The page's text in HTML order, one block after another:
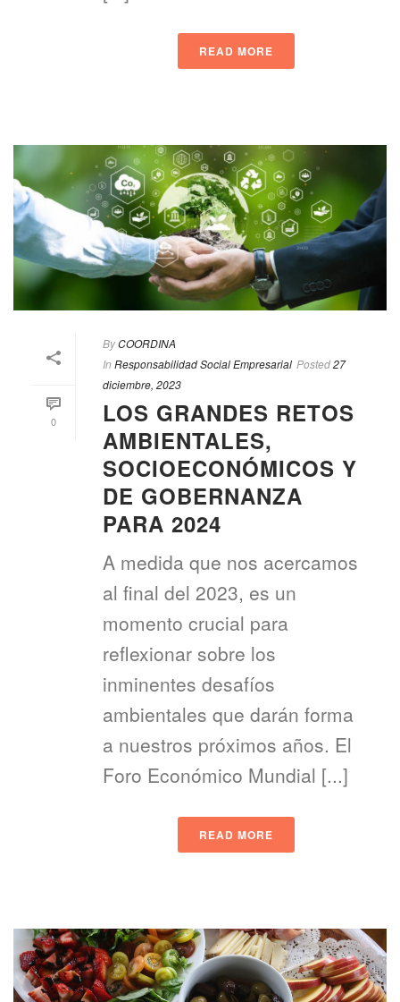
READ MORE
0
ByCOORDINA
In Responsabilidad Social Empresarial Posted27
diciembre, 2023
LOS GRANDES RETOS
AMBIENTALES,
SOCIOECONÓMICOS Y
DE GOBERNANZA
PARA 2024
A medida que nos acercamos
al final del 2023, es un
momento crucial para
reflexionar sobre los
inminentes desafíos
ambientales que darán forma
a nuestros próximos años. El
Foro Económico Mundial [...]
READ MORE